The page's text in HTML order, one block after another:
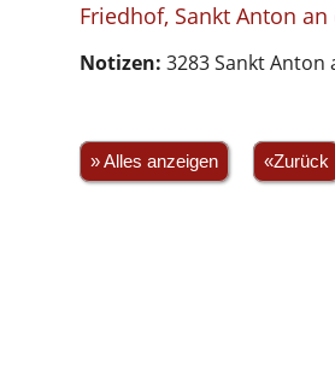
Friedhof, Sankt Anton
Notizen: 3283 Sankt Anton
» Alles anzeigen «Zurück